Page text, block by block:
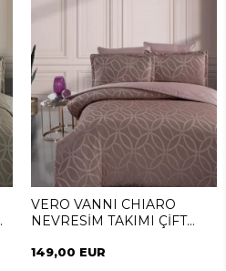
VERO VANNI CHIARO
NEVRESİM TAKIMI ÇİFT
149,00 EUR